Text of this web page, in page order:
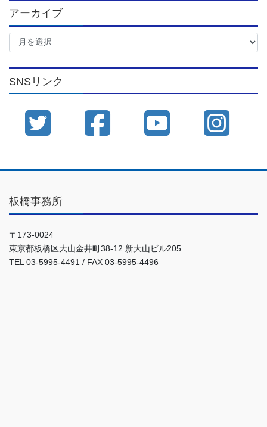
アーカイブ
ア
イ
ブ
SNSリンク
板橋事務所
〒173-0024
東京都板橋区大山金井町38-12 新大山ビル205
TEL 03-5995-4491 / FAX 03-5995-4496